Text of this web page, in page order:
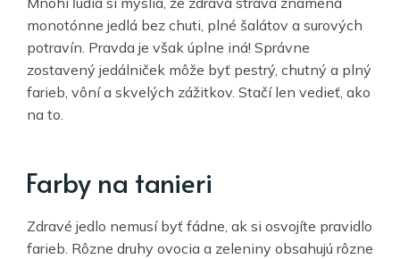
monotónne jedlá bez chuti, plné šalátov a surových
potravín. Pravda je však úplne iná! Správne
zostavený jedálniček môže byť pestrý, chutný a plný
farieb, vôní a skvelých zážitkov. Stačí len vedieť, ako
na to.
Farby na tanieri
Zdravé jedlo nemusí byť fádne, ak si osvojíte pravidlo
farieb. Rôzne druhy ovocia a zeleniny obsahujú rôzne